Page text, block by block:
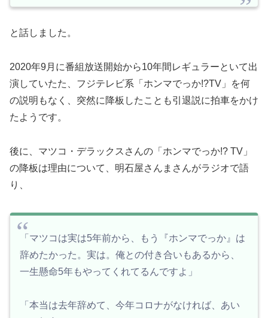
と話しました。
2020年9月に番組放送開始から10年間レギュラーといて出
演していたた、フジテレビ系「ホンマでっか!?TV」を何
の説明もなく、突然に降板したことも引退説に拍車をかけ
たようです。
後に、マツコ・デラックスさんの「ホンマでっか!? TV」
の降板は理由について、明石屋さんまさんがラジオで語
り、
「マツコは実は5年前から、もう『ホンマでっか』は
辞めたかった。実は。俺との付き合いもあるから、
一生懸命5年もやってくれてるんですよ」
「本当は去年辞めて、今年コロナがなければ、あい